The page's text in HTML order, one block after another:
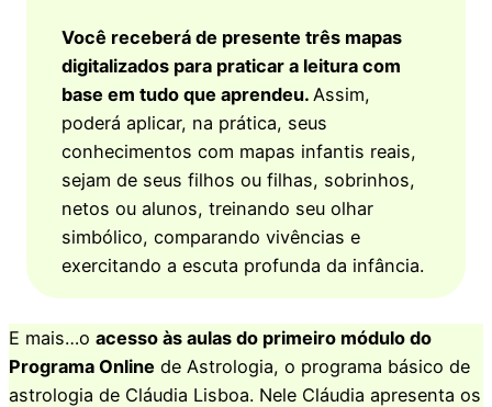
Você receberá de presente três mapas
digitalizados para praticar a leitura com
base em tudo que aprendeu.Assim,
poderá aplicar, na prática, seus
conhecimentos com mapas infantis reais,
sejam de seus filhos ou filhas, sobrinhos,
netos ou alunos, treinando seu olhar
simbólico, comparando vivências e
exercitando a escuta profunda da infância.
E mais…o acesso às aulas do primeiro módulo do
Programa Online de Astrologia, o programa básico de
astrologia de Cláudia Lisboa. Nele Cláudia apresenta os